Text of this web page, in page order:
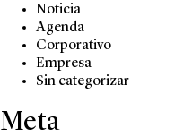
Noticia
Agenda
Corporativo
Empresa
Sin categorizar
Meta